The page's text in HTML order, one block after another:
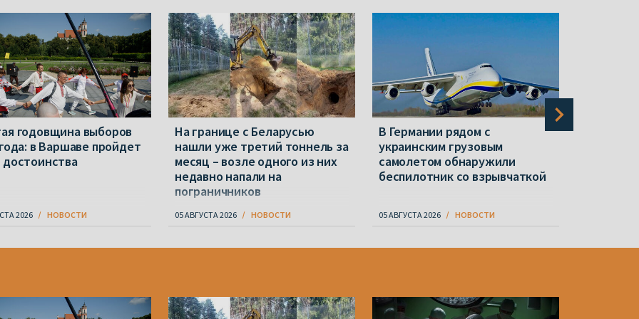
годовщина выборов
в Варшаве пройдет
2026 НОВОСТИ
На границе с Беларусью
нашли уже третий тоннель за
месяц – возле одного из них
недавно напали на
пограничников
05 АВГУСТА 2026 НОВОСТИ
В Германии рядом с
украинским грузовым
самолетом обнаружили
беспилотник со взрывчаткой
05 АВГУСТА 2026 НОВОСТИ